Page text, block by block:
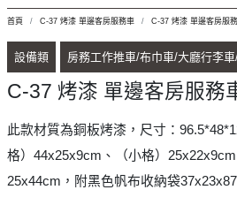
首頁 C-37 烤漆 單邊客房服務車 C-37 烤漆 單邊客房服
設備類 房務工作推車/布巾車/大廳行李
C-37 烤漆 單邊客房服務
此款材質為銅板烤漆，尺寸：
格）44x25x9cm、（小格）
25x44cm，附黑色帆布收納袋